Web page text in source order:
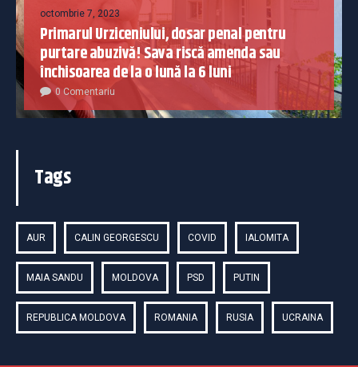
octombrie 7, 2023
Primarul Urziceniului, dosar penal pentru
purtare abuzivă! Sava riscă amenda sau
închisoarea de la o lună la 6 luni
0 Comentariu
Tags
AUR CALIN GEORGESCU COVID IALOMITA
MAIA SANDU MOLDOVA PSD PUTIN
REPUBLICA MOLDOVA ROMANIA RUSIA UCRAINA